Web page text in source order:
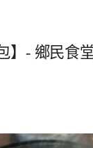
】- 鄉民食